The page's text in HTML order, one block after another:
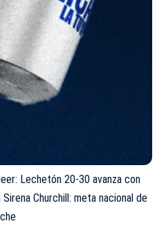
Lechetón 20-30 avanza con
Churchill: meta nacional de